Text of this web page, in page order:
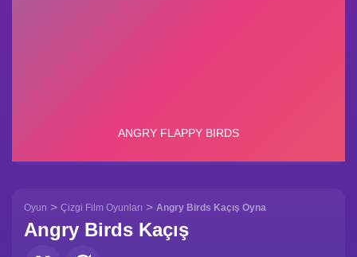
Oyun > Çizgi Film Oyunları > Angry Birds Kaçış Oyna
Angry Birds Kaçış